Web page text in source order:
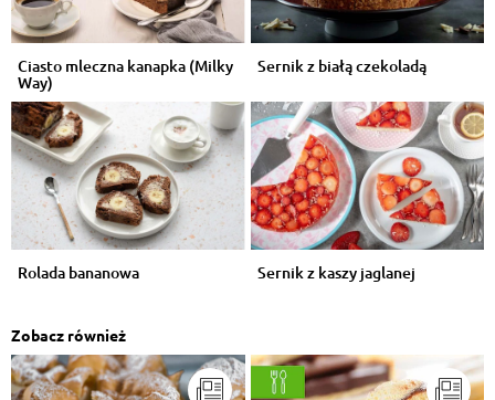
Ciasto mleczna kanapka (Milky
Way)
Sernik z białą czekoladą
Rolada bananowa Sernik z kaszy jaglanej
Zobacz również